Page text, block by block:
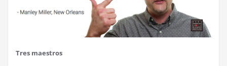
Tres maestros